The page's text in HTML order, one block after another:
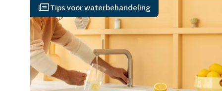
Tips voor waterbehandeling